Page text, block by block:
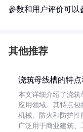
参数和用户评价可以
其他推荐
浇筑母线槽的特
本文详细介绍了浇筑
应用领域。其特点包
机械、防火和防护性
广泛用于商业建筑、